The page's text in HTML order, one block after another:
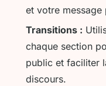
et votre message
Transitions :
chaque section
public et faciliter
discours.